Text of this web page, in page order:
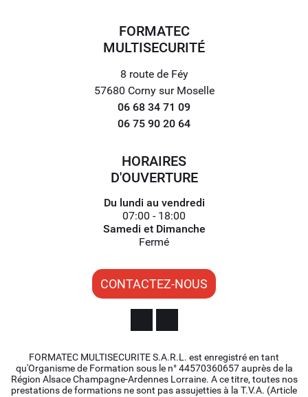
FORMATEC
MULTISECURITÉ
8 route de Féy
57680 Corny sur Moselle
06 68 34 71 09
06 75 90 20 64
HORAIRES
D'OUVERTURE
Du lundi au vendredi
07:00 - 18:00
Samedi et Dimanche
Fermé
CONTACTEZ-NOUS
FORMATEC MULTISECURITE S.A.R.L. est enregistré en tant
qu'Organisme de Formation sous le n° 44570360657 auprès de la
Région Alsace Champagne-Ardennes Lorraine. A ce titre, toutes nos
prestations de formations ne sont pas assujetties à la T.V.A. (Article